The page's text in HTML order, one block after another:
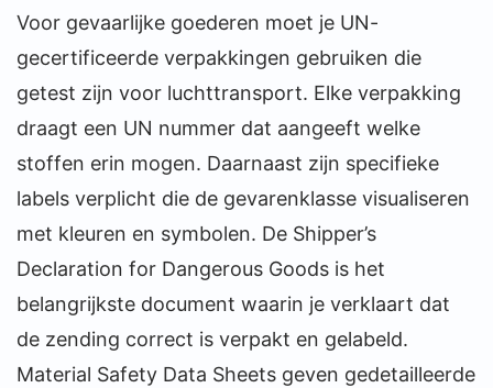
Voor gevaarlijke goederen moet je UN-
gecertificeerde verpakkingen gebruiken die
getest zijn voor luchttransport. Elke verpakking
draagt een UN nummer dat aangeeft welke
stoffen erin mogen. Daarnaast zijn specifieke
labels verplicht die de gevarenklasse visualiseren
met kleuren en symbolen. De Shipper’s
Declaration for Dangerous Goods is het
belangrijkste document waarin je verklaart dat
de zending correct is verpakt en gelabeld.
Material Safety Data Sheets geven gedetailleerde